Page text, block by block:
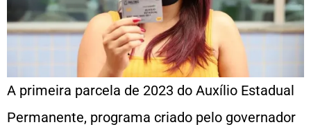
A primeira parcela de 2023 do Auxílio Estadual
Permanente, programa criado pelo governador